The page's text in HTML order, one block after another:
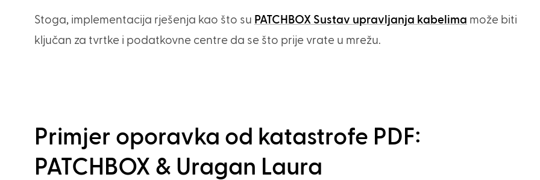
Stoga, implementacija rješenja kao što su PATCHBOX Sustav upravljanja kabelima može biti
ključan za tvrtke i podatkovne centre da se što prije vrate u mrežu.
Primjer oporavka od katastrofe PDF:
PATCHBOX & Uragan Laura